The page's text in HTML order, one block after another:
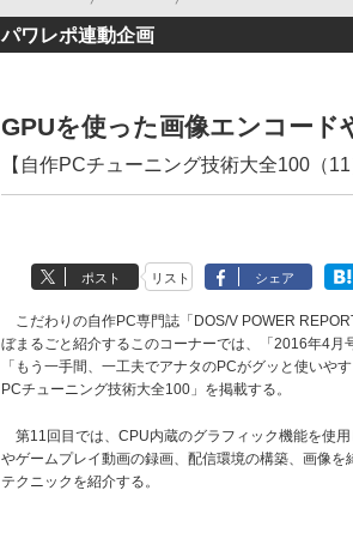
パワレポ連動企画
GPUを使った画像エンコード
【自作PCチューニング技術大全100（11
ポスト リスト シェア
こだわりの自作PC専門誌「DOS/V POWER
ぼまるごと紹介するこのコーナーでは、「2016年4月
「もう一手間、一工夫でアナタのPCがグッと使いや
PCチューニング技術大全100」を掲載する。
第11回目では、CPU内蔵のグラフィック機能を使用
やゲームプレイ動画の録画、配信環境の構築、画像を
テクニックを紹介する。